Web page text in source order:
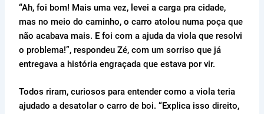
“Ah, foi bom! Mais uma vez, levei a carga pra cidade,
mas no meio do caminho, o carro atolou numa poça que
não acabava mais. E foi com a ajuda da viola que resolvi
o problema!”, respondeu Zé, com um sorriso que já
entregava a história engraçada que estava por vir.
Todos riram, curiosos para entender como a viola teria
ajudado a desatolar o carro de boi. “Explica isso direito,